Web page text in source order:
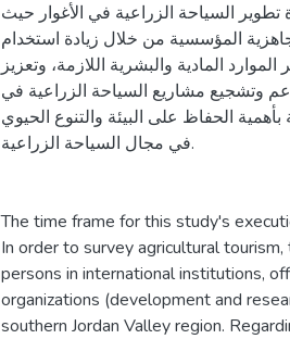
السياحة الزراعية في الأغوار حيث
المؤسسية من خلال زيادة استخدام
المادية والبشرية اللازمة، وتعزيز
وتشجيع مشاريع السياحة الزراعية في
بأهمية الحفاظ على البيئة والتنوع الحيوي
في مجال السياحة الزراعية.
The time frame for this study's
In order to survey agricultural
persons in international institutions,
organizations (development and
southern Jordan Valley region.